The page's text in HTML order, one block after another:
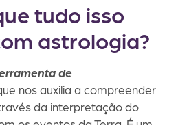
tudo isso
astrologia?
de
nos auxilia a compreender
da interpretação do